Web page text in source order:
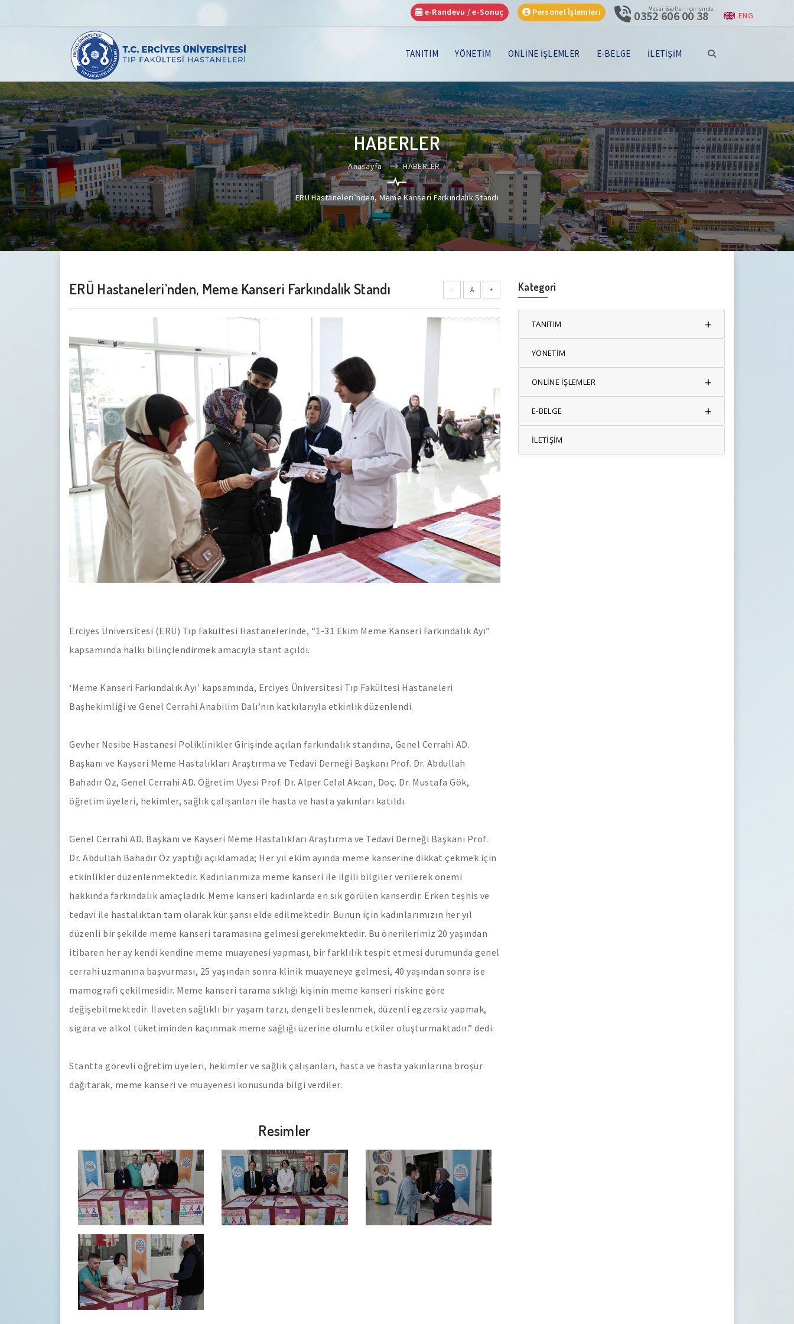
e-Randevu / e-Sonuç Personel İşlemleri Mesai Saatleri içerisinde.
0352 606 00 38 ENG
TANITIM YÖNETİM ONLİNE İŞLEMLER E-BELGE İLETİŞİM
HABERLER
Anasayfa HABERLER
ERÜ Hastaneleri’nden, Meme Kanseri Farkındalık Standı
- A +
ERÜ Hastaneleri’nden, Meme Kanseri Farkındalık Standı
Erciyes Üniversitesi (ERÜ) Tıp Fakültesi Hastanelerinde, “1-31 Ekim Meme Kanseri Farkındalık Ayı”
kapsamında halkı bilinçlendirmek amacıyla stant açıldı.
‘Meme Kanseri Farkındalık Ayı’ kapsamında, Erciyes Üniversitesi Tıp Fakültesi Hastaneleri
Başhekimliği ve Genel Cerrahi Anabilim Dalı’nın katkılarıyla etkinlik düzenlendi.
Gevher Nesibe Hastanesi Poliklinikler Girişinde açılan farkındalık standına, Genel Cerrahi AD.
Başkanı ve Kayseri Meme Hastalıkları Araştırma ve Tedavi Derneği Başkanı Prof. Dr. Abdullah
Bahadır Öz, Genel Cerrahi AD. Öğretim Üyesi Prof. Dr. Alper Celal Akcan, Doç. Dr. Mustafa Gök,
öğretim üyeleri, hekimler, sağlık çalışanları ile hasta ve hasta yakınları katıldı.
Genel Cerrahi AD. Başkanı ve Kayseri Meme Hastalıkları Araştırma ve Tedavi Derneği Başkanı Prof.
Dr. Abdullah Bahadır Öz yaptığı açıklamada; Her yıl ekim ayında meme kanserine dikkat çekmek için
etkinlikler düzenlenmektedir. Kadınlarımıza meme kanseri ile ilgili bilgiler verilerek önemi
hakkında farkındalık amaçladık. Meme kanseri kadınlarda en sık görülen kanserdir. Erken teşhis ve
tedavi ile hastalıktan tam olarak kür şansı elde edilmektedir. Bunun için kadınlarımızın her yıl
düzenli bir şekilde meme kanseri taramasına gelmesi gerekmektedir. Bu önerilerimiz 20 yaşından
itibaren her ay kendi kendine meme muayenesi yapması, bir farklılık tespit etmesi durumunda genel
cerrahi uzmanına başvurması, 25 yaşından sonra klinik muayeneye gelmesi, 40 yaşından sonra ise
mamografi çekilmesidir. Meme kanseri tarama sıklığı kişinin meme kanseri riskine göre
değişebilmektedir. İlaveten sağlıklı bir yaşam tarzı, dengeli beslenmek, düzenli egzersiz yapmak,
sigara ve alkol tüketiminden kaçınmak meme sağlığı üzerine olumlu etkiler oluşturmaktadır.” dedi.
Stantta görevli öğretim üyeleri, hekimler ve sağlık çalışanları, hasta ve hasta yakınlarına broşür
dağıtarak, meme kanseri ve muayenesi konusunda bilgi verdiler.
Resimler
Kategori
TANITIM +
YÖNETİM
ONLİNE İŞLEMLER +
E-BELGE +
İLETİŞİM